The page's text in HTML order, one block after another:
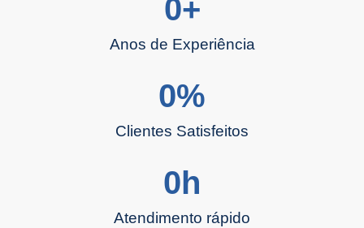
Anos de Experiência
0+
Clientes Satisfeitos
0%
Atendimento rápido
0h